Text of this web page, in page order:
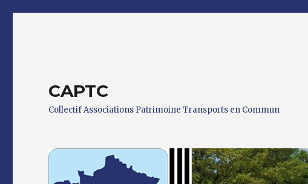
CAPTC
Collectif Associations Patrimoine Transports en Commun